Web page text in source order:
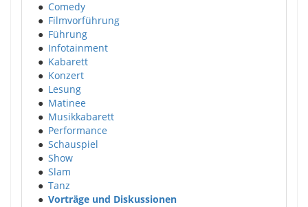
● Comedy
● Filmvorführung
● Führung
● Infotainment
● Kabarett
● Konzert
● Lesung
● Matinee
● Musikkabarett
● Performance
● Schauspiel
● Show
● Slam
● Tanz
● Vorträge und Diskussionen